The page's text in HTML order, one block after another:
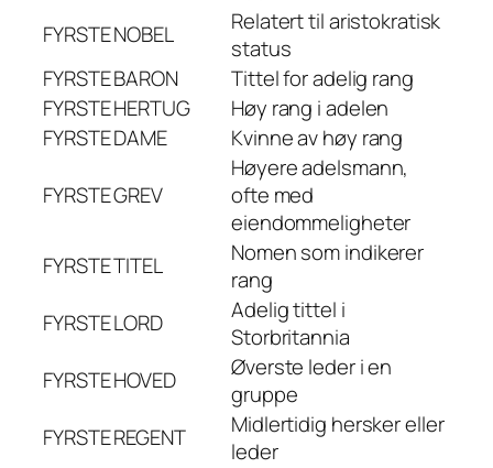
FYRSTENOBEL
Relatert til aristokratisk
status
FYRSTEBARON
Tittel for adelig rang
FYRSTEHERTUG
Høy rang i adelen
FYRSTEDAME
Kvinne av høy rang
FYRSTEGREV
Høyere adelsmann,
ofte med
eiendommeligheter
FYRSTETITEL
Nomen som indikerer
rang
FYRSTELORD
Adelig tittel i
Storbritannia
FYRSTEHOVED
Øverste leder i en
gruppe
FYRSTEREGENT
Midlertidig hersker eller
leder